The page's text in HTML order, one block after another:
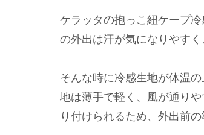
ケラッタの抱っこ紐ケープ
の外出は汗が気になりやす
そんな時に冷感生地が体温
地は薄手で軽く、風が通り
り付けられるため、外出前